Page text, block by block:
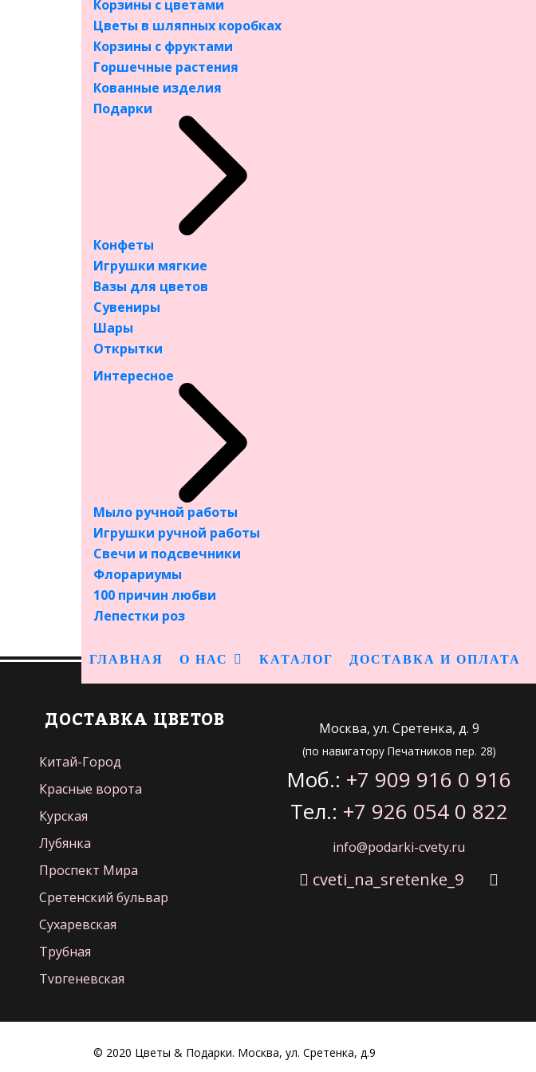
Корзины с цветами
Цветы в шляпных коробках
Корзины с фруктами
Горшечные растения
Кованные изделия
Подарки
Конфеты
Игрушки мягкие
Вазы для цветов
Сувениры
Шары
Открытки
Интересное
Мыло ручной работы
Игрушки ручной работы
Свечи и подсвечники
Флорариумы
100 причин любви
Лепестки роз
ГЛАВНАЯ О НАС КАТАЛОГ ДОСТАВКА И ОПЛАТА
Лилия
Пионы
Альстромерия
Гиацинты
Эустома
Авторские букеты
Свадебные букеты
Букеты из сухоцветов
Корзины с цветами
Цветы в шляпных коробках
Корзины с фруктами
Горшечные растения
Кованные изделия
Подарки
Конфеты
Игрушки мягкие
Вазы для цветов
Мыло ручной работы
Игрушки ручной работы
Свечи и подсвечники
Флорариумы
100 причин любви
Лепестки роз
ДОСТАВКА ЦВЕТОВ
Китай-Город
Красные ворота
Курская
Лубянка
Проспект Мира
Сретенский бульвар
Сухаревская
Трубная
Тургеневская
Москва, ул. Сретенка, д. 9
(по навигатору Печатников пер. 28)
Моб.: +7 909 916 0 916
Тел.: +7 926 054 0 822
info@podarki-cvety.ru
cveti_na_sretenke_9
© 2020 Цветы & Подарки. Москва, ул. Сретенка, д.9